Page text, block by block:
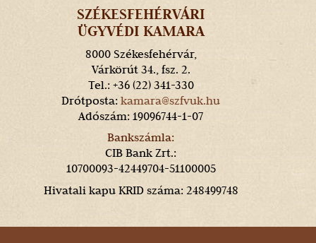
SZÉKESFEHÉRVÁRI
ÜGYVÉDI KAMARA
8000 Székesfehérvár,
Várkörút 34., fsz. 2.
Tel.: +36 (22) 341-330
Drótposta:kamara@szfvuk.hu
Adószám: 19096744-1-07
Bankszámla:
CIB Bank Zrt.:
10700093-42449704-51100005
Hivatali kapu KRID száma: 248499748